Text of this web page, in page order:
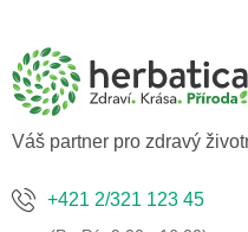
a
Váš partner pro zdravý
+421 2/321 123 45